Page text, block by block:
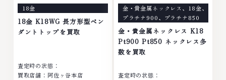
計、多くのお品物の高価買取りを
実現しており、他店ではお値段の
付かなかったお品物でも、一点一
～19:00定休日: 年中無休
物の高価買取りを実現しており、
他店ではお値段の付かなかったお
品物でも、一点一点丁寧に無料で
査定します。お気軽にご連絡くだ
さい。TEL: 0120-959-764営
業時間: 10:00～19:00定休日: 年
18金
18金 K18WG 長方形型ペン
ダントトップを買取
査定時の状態：
買取店舗：阿佐ヶ谷本店
金・貴金属ネックレス 、 18金、
プラチナ900、 プラチナ850
金・貴金属ネックレス K18
Pt900 Pt850 ネックレス多
数を買取
査定時の状態：